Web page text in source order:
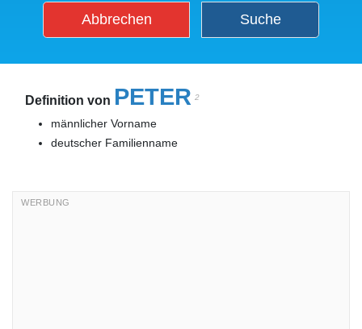
Abbrechen Suche
Definition von PETER 2
männlicher Vorname
deutscher Familienname